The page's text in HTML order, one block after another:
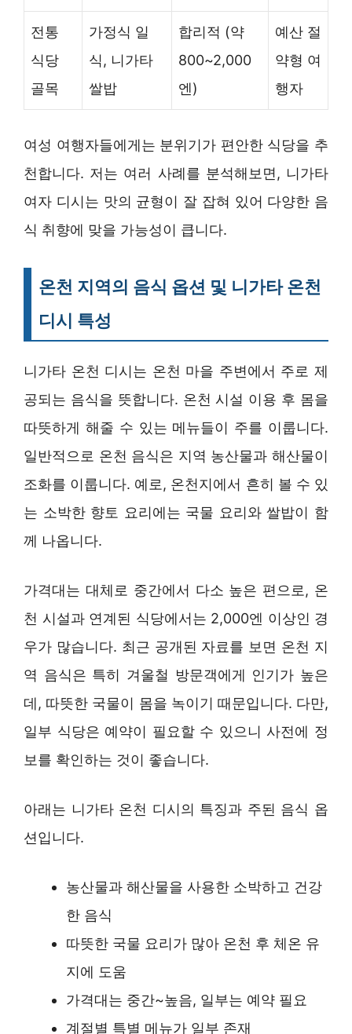
전통
식당
골목
가정식 일
식, 니가타
쌀밥
합리적 (약
800~2,000
엔)
예산 절
약형 여
행자
여성 여행자들에게는 분위기가 편안한 식당을 추
천합니다. 저는 여러 사례를 분석해보면, 니가타
여자 디시는 맛의 균형이 잘 잡혀 있어 다양한 음
식 취향에 맞을 가능성이 큽니다.
온천 지역의 음식 옵션 및 니가타 온천
디시 특성
니가타 온천 디시는 온천 마을 주변에서 주로 제
공되는 음식을 뜻합니다. 온천 시설 이용 후 몸을
따뜻하게 해줄 수 있는 메뉴들이 주를 이룹니다.
일반적으로 온천 음식은 지역 농산물과 해산물이
조화를 이룹니다. 예로, 온천지에서 흔히 볼 수 있
는 소박한 향토 요리에는 국물 요리와 쌀밥이 함
께 나옵니다.
가격대는 대체로 중간에서 다소 높은 편으로, 온
천 시설과 연계된 식당에서는 2,000엔 이상인 경
우가 많습니다. 최근 공개된 자료를 보면 온천 지
역 음식은 특히 겨울철 방문객에게 인기가 높은
데, 따뜻한 국물이 몸을 녹이기 때문입니다. 다만,
일부 식당은 예약이 필요할 수 있으니 사전에 정
보를 확인하는 것이 좋습니다.
아래는 니가타 온천 디시의 특징과 주된 음식 옵
션입니다.
농산물과 해산물을 사용한 소박하고 건강
한 음식
따뜻한 국물 요리가 많아 온천 후 체온 유
지에 도움
가격대는 중간~높음, 일부는 예약 필요
계절별 특별 메뉴가 일부 존재